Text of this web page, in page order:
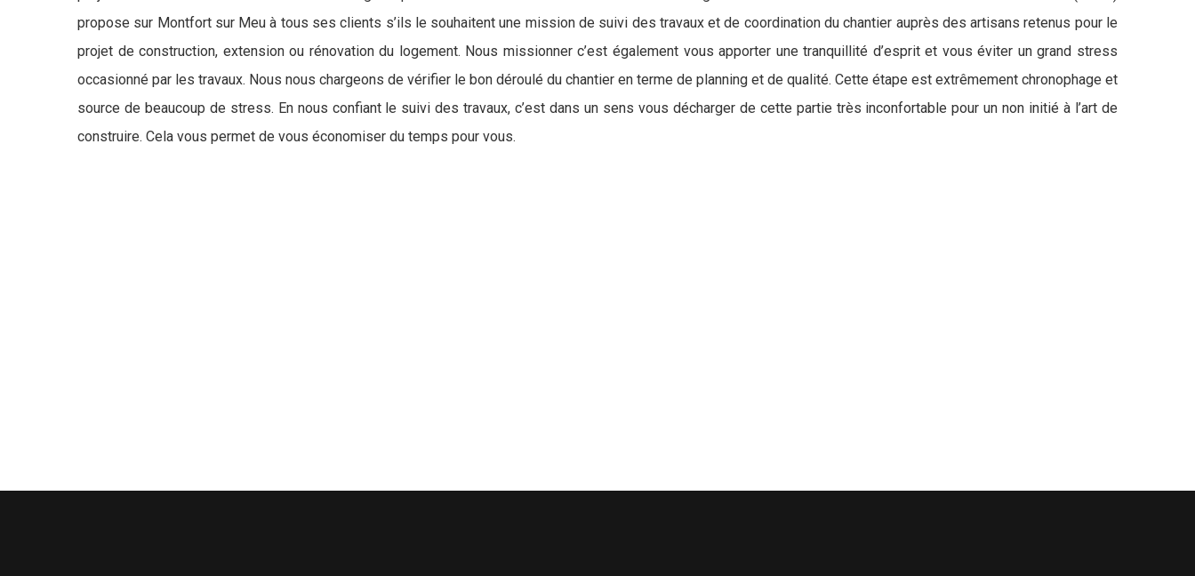
propose sur Montfort sur Meu à tous ses clients s’ils le souhaitent une mission de suivi des travaux et de coordination du chantier auprès des artisans retenus pour le
projet de construction, extension ou rénovation du logement. Nous missionner c’est également vous apporter une tranquillité d’esprit et vous éviter un grand stress
occasionné par les travaux. Nous nous chargeons de vérifier le bon déroulé du chantier en terme de planning et de qualité. Cette étape est extrêmement chronophage et
source de beaucoup de stress. En nous confiant le suivi des travaux, c’est dans un sens vous décharger de cette partie très inconfortable pour un non initié à l’art de
construire. Cela vous permet de vous économiser du temps pour vous.